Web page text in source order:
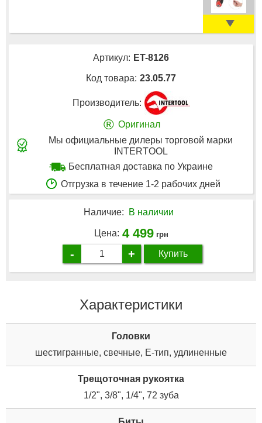
Артикул: ET-8126
Код товара: 23.05.77
Производитель:
® Оригинал
Мы официальные дилеры торговой марки
INTERTOOL
Бесплатная доставка по Украине
Отгрузка в течение 1-2 рабочих дней
Наличие: В наличии
Цена: 4 499 грн
- + Купить
Характеристики
Головки
шестигранные, свечные, E-тип, удлиненные
Трещоточная рукоятка
1/2", 3/8", 1/4", 72 зуба